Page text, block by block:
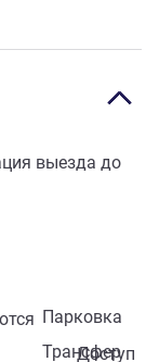
выезда до
Парковка
Трансфер
Доступ